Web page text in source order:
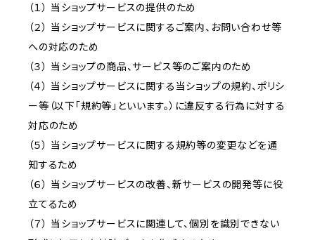
（１） 当ショップサービスの提供のため
（２） 当ショップサービスに関するご案内、お問い合わせ等
への対応のため
（３） 当ショップの商品、サービス等のご案内のため
（４） 当ショップサービスに関する当ショップの規約、ポリシ
ー等（以下「規約等」といいます。）に違反する行為に対する
対応のため
（５） 当ショップサービスに関する規約等の変更などを通
知するため
（６） 当ショップサービスの改善、新サービスの開発等に役
立てるため
（７） 当ショップサービスに関連して、個別を識別できない